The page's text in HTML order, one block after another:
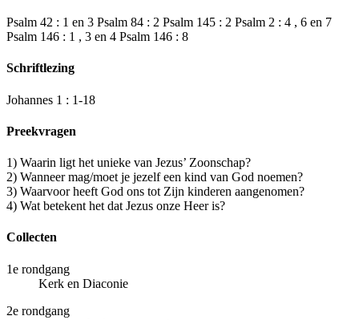
Psalm 42 : 1 en 3 Psalm 84 : 2 Psalm 145 : 2 Psalm 2 : 4 , 6 en 7
Psalm 146 : 1 , 3 en 4 Psalm 146 : 8
Schriftlezing
Johannes 1 : 1-18
Preekvragen
1) Waarin ligt het unieke van Jezus’ Zoonschap?
2) Wanneer mag/moet je jezelf een kind van God noemen?
3) Waarvoor heeft God ons tot Zijn kinderen aangenomen?
4) Wat betekent het dat Jezus onze Heer is?
Collecten
1e rondgang
Kerk en Diaconie
2e rondgang